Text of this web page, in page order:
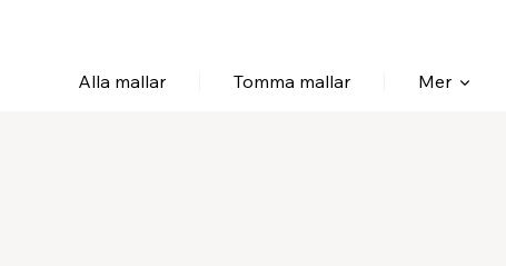
Alla mallar Tomma mallar Mer